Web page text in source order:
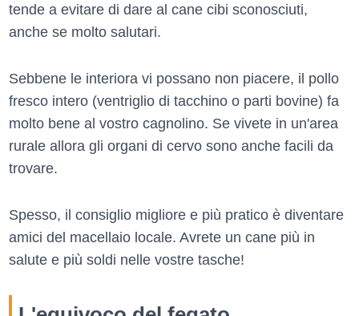
tende a evitare di dare al cane cibi sconosciuti,
anche se molto salutari.
Sebbene le interiora vi possano non piacere, il pollo
fresco intero (ventriglio di tacchino o parti bovine) fa
molto bene al vostro cagnolino. Se vivete in un'area
rurale allora gli organi di cervo sono anche facili da
trovare.
Spesso, il consiglio migliore e più pratico è diventare
amici del macellaio locale. Avrete un cane più in
salute e più soldi nelle vostre tasche!